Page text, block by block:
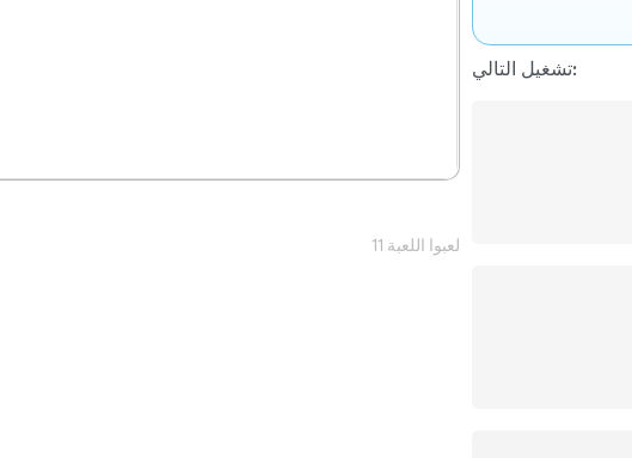
11 لعبوا اللعبة
تشغيل التالي: